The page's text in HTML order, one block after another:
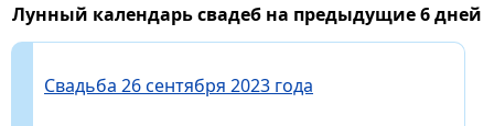
Лунный календарь свадеб на предыдущие 6 дней
Свадьба 26 сентября 2023 года